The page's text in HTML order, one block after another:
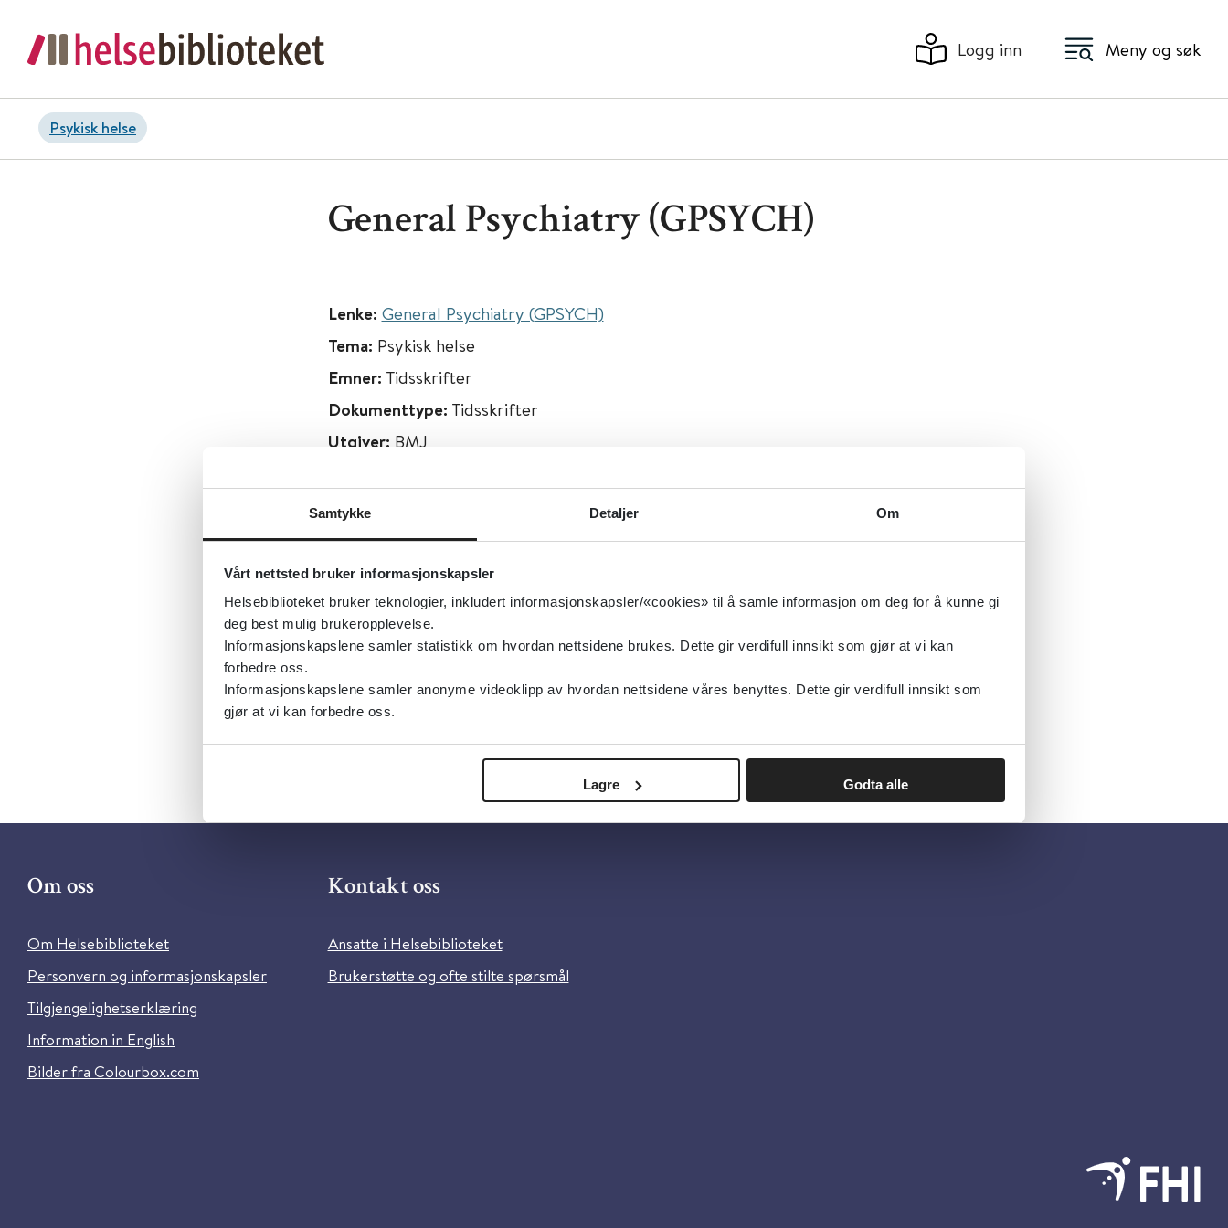
Samtykke Detaljer Om
Vårt nettsted bruker informasjonskapsler
Helsebiblioteket bruker teknologier, inkludert informasjonskapsler/«cookies» til å samle informasjon om deg for å kunne gi
deg best mulig brukeropplevelse.
Informasjonskapslene samler statistikk om hvordan nettsidene brukes. Dette gir verdifull innsikt som gjør at vi kan
forbedre oss.
Informasjonskapslene samler anonyme videoklipp av hvordan nettsidene våres benyttes. Dette gir verdifull innsikt som
gjør at vi kan forbedre oss.
Lagre Godta alle
Logg inn Meny og søk
Psykisk helse
General Psychiatry (GPSYCH)
Lenke: General Psychiatry (GPSYCH)
Tema: Psykisk helse
Emner: Tidsskrifter
Dokumenttype: Tidsskrifter
Utgiver: BMJ
Metabeskrivelse:
Tidsskriftet dekker alle temaer av interesse for psykiatere
og annet psykisk helsepersonell internasjonalt. GPSYCH publiserer original
kasuistikker, forskningsmetoder innen psykiatri, og har en unik seksjon om
«Biostatistikk i psykiatri». Originalartikler om grunnforskning, klinisk
forskning, samfunnsbaserte studier og økologiske studier vurderes alle for
Om oss
Om Helsebiblioteket
Personvern og informasjonskapsler
Tilgjengelighetserklæring
Information in English
Bilder fra Colourbox.com
Kontakt oss
Ansatte i Helsebiblioteket
Brukerstøtte og ofte stilte spørsmål